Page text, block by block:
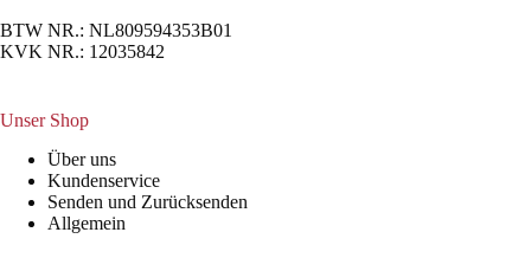
BTW NR.: NL809594353B01
KVK NR.: 12035842
Unser Shop
Über uns
Kundenservice
Senden und Zurücksenden
Allgemein